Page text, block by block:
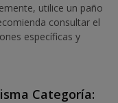
utilice un paño
consultar el
específicas y
Categoría: